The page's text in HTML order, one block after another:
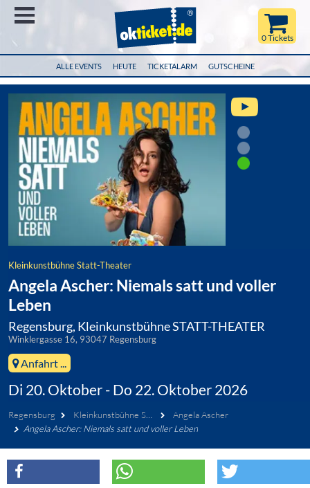
ALLE EVENTS HEUTE TICKETALARM GUTSCHEINE
0 Tickets
Kleinkunstbühne Statt-Theater
Angela Ascher: Niemals satt und voller
Leben
Regensburg, Kleinkunstbühne STATT-THEATER
Winklergasse 16, 93047 Regensburg
Anfahrt ...
Di 20. Oktober - Do 22. Oktober 2026
Regensburg Kleinkunstbühne STATT-THEATER
Angela Ascher
Angela Ascher: Niemals satt und voller Leben